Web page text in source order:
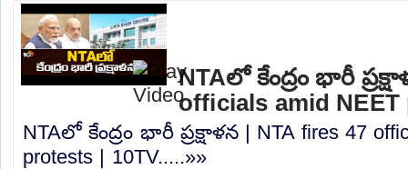
NTAలో కేంద్రం భారీ
officials amid NEET
NTAలో కేంద్రం భారీ ప్రక్షాళన | NTA fires 47
protests | 10TV.....»»